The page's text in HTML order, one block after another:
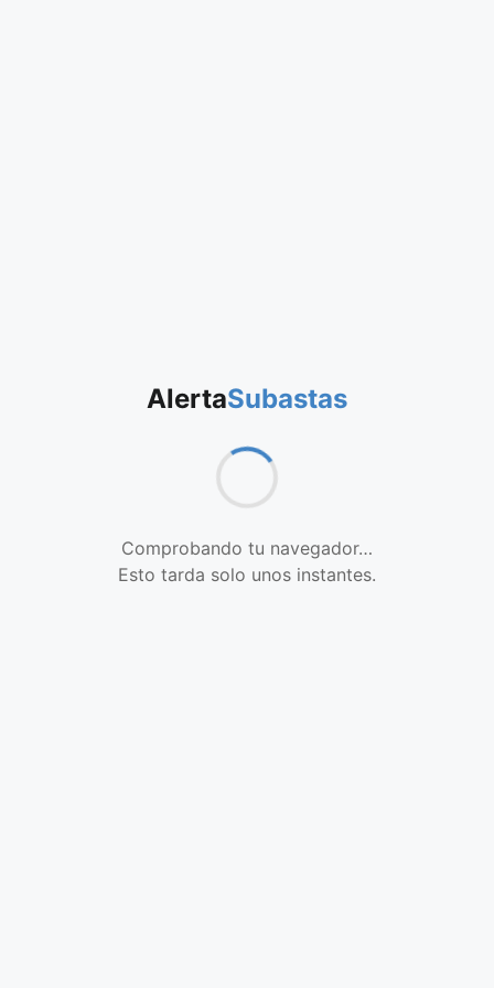
AlertaSubastas
Comprobando tu navegador…
Esto tarda solo unos instantes.